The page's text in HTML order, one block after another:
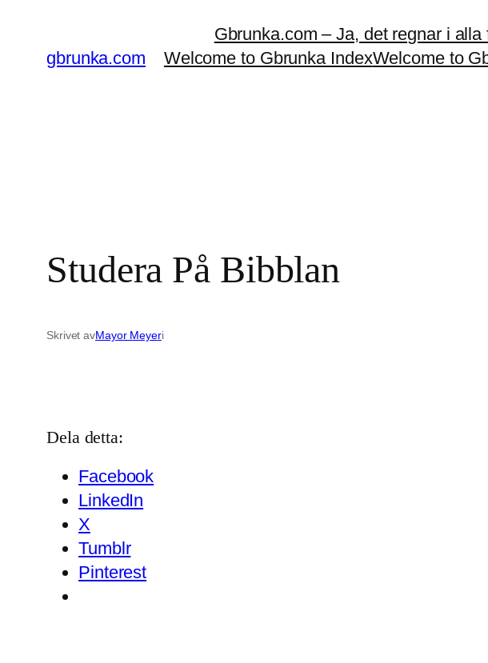
innehållgbrunka.com
Gbrunka.com – Ja, det regnar i
Welcome to Gbrunka IndexWelcome to
Studera På Bibblan
Skrivet avMayor Meyeri
Dela detta:
Facebook
LinkedIn
X
Tumblr
Pinterest